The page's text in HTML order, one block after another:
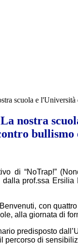
scuola e
nostra
bullismo
di “NoTrap!”
prof.ssa
con
alla giornata di
predisposto
percorso di